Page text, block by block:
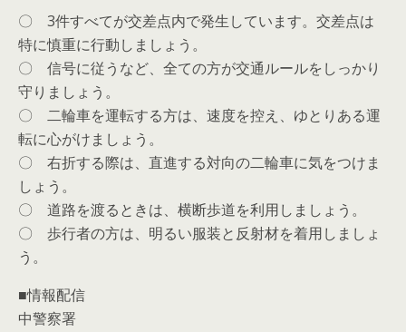
〇 3件すべてが交差点内で発生しています。交差点は
特に慎重に行動しましょう。
〇 信号に従うなど、全ての方が交通ルールをしっかり
守りましょう。
〇 二輪車を運転する方は、速度を控え、ゆとりある運
転に心がけましょう。
〇 右折する際は、直進する対向の二輪車に気をつけま
しょう。
〇 道路を渡るときは、横断歩道を利用しましょう。
〇 歩行者の方は、明るい服装と反射材を着用しましょ
う。
■情報配信
中警察署